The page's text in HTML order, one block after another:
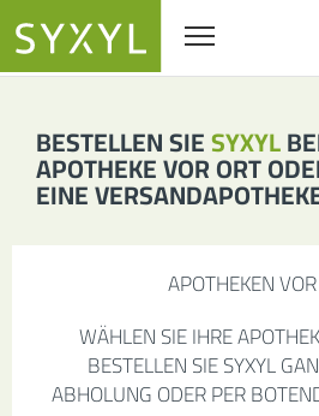
BESTELLEN SIESYXYL
APOTHEKE VOR ORT
EINE
APOTHEKEN
WÄHLEN SIE IHRE
BESTELLEN SIE SYXYL
ABHOLUNG ODER PER